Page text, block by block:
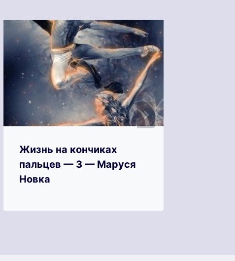
Жизнь на кончиках
пальцев — 3 — Маруся
Новка